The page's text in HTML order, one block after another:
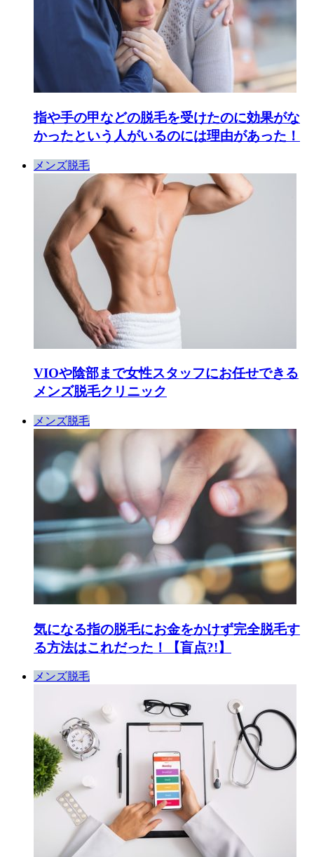
指や手の甲などの脱毛を受けたのに効果がな
かったという人がいるのには理由があった！
メンズ脱毛
VIOや陰部まで女性スタッフにお任せできる
メンズ脱毛クリニック
メンズ脱毛
気になる指の脱毛にお金をかけず完全脱毛す
る方法はこれだった！【盲点?!】
メンズ脱毛